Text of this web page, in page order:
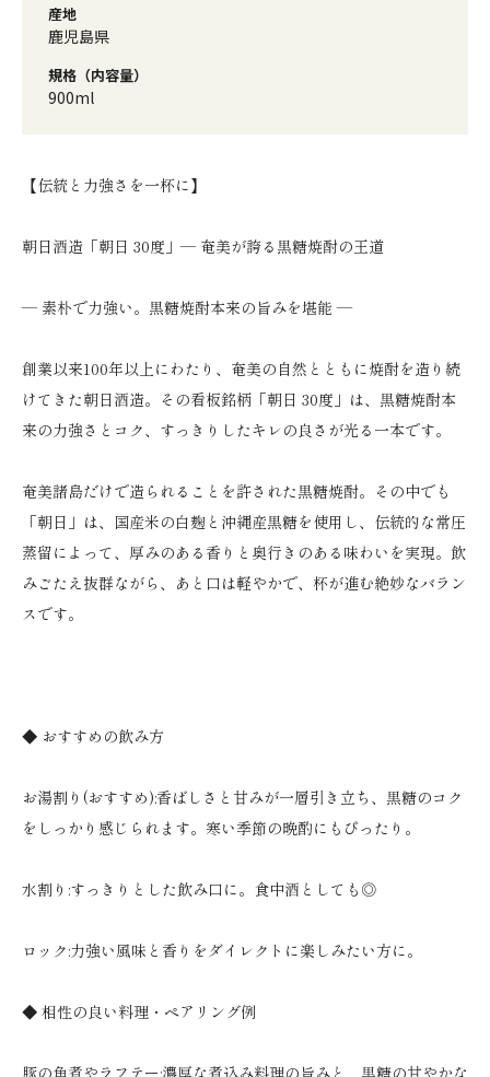
産地
鹿児島県
規格（内容量）
900ml
【伝統と力強さを一杯に】
朝日酒造「朝日 30度」— 奄美が誇る黒糖焼酎の王道
― 素朴で力強い。黒糖焼酎本来の旨みを堪能 ―
創業以来100年以上にわたり、奄美の自然とともに焼酎を造り続
けてきた朝日酒造。その看板銘柄「朝日 30度」は、黒糖焼酎本
来の力強さとコク、すっきりしたキレの良さが光る一本です。
奄美諸島だけで造られることを許された黒糖焼酎。その中でも
「朝日」は、国産米の白麹と沖縄産黒糖を使用し、伝統的な常圧
蒸留によって、厚みのある香りと奥行きのある味わいを実現。飲
みごたえ抜群ながら、あと口は軽やかで、杯が進む絶妙なバラン
スです。
◆ おすすめの飲み方
お湯割り(おすすめ):香ばしさと甘みが一層引き立ち、黒糖のコク
をしっかり感じられます。寒い季節の晩酌にもぴったり。
水割り:すっきりとした飲み口に。食中酒としても◎
ロック:力強い風味と香りをダイレクトに楽しみたい方に。
◆ 相性の良い料理・ペアリング例
豚の角煮やラフテー:濃厚な煮込み料理の旨みと、黒糖の甘やかな